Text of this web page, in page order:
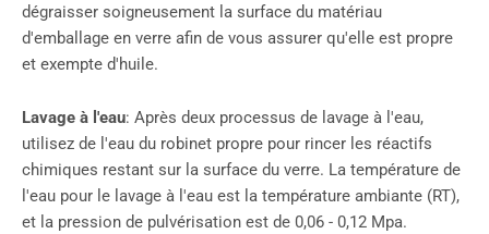
dégraisser soigneusement la surface du matériau
d'emballage en verre afin de vous assurer qu'elle est propre
et exempte d'huile.
Lavage à l'eau: Après deux processus de lavage à l'eau,
utilisez de l'eau du robinet propre pour rincer les réactifs
chimiques restant sur la surface du verre. La température de
l'eau pour le lavage à l'eau est la température ambiante (RT),
et la pression de pulvérisation est de 0,06 - 0,12 Mpa.